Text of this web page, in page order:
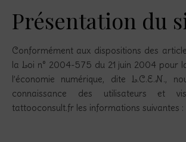
Présentation du
Conformément aux dispositions des
la Loi n° 2004-575 du 21 juin 2004 pour
l’économie numérique, dite L.C.E.N.,
connaissance des utilisateurs et
tattooconsult.fr les informations suivantes :